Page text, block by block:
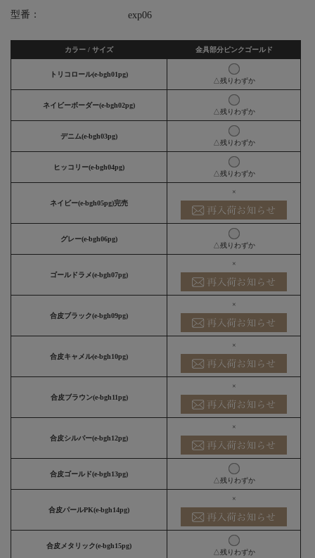
型番：
exp06
カラー / サイズ 金具部分ピンクゴールド
トリコロール(e-bgh01pg)
△残りわずか
ネイビーボーダー(e-bgh02pg)
△残りわずか
デニム(e-bgh03pg)
△残りわずか
ヒッコリー(e-bgh04pg)
△残りわずか
ネイビー(e-bgh05pg)完売
×
グレー(e-bgh06pg)
△残りわずか
ゴールドラメ(e-bgh07pg)
×
合皮ブラック(e-bgh09pg)
×
合皮キャメル(e-bgh10pg)
×
合皮ブラウン(e-bgh11pg)
×
合皮シルバー(e-bgh12pg)
×
合皮ゴールド(e-bgh13pg)
△残りわずか
合皮パールPK(e-bgh14pg)
×
合皮メタリック(e-bgh15pg)
△残りわずか